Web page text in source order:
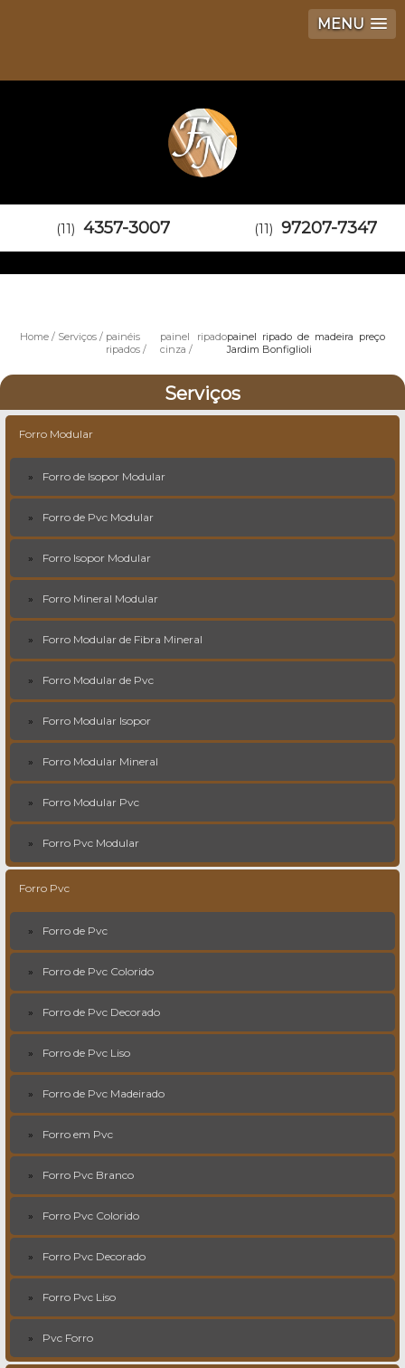
MENU
(11) 4357-3007 (11) 97207-7347
Home Serviços
painéis
ripados
painel ripado
cinza
painel ripado de madeira preço
Jardim Bonfiglioli
Serviços
Forro Modular
Forro de Isopor Modular
Forro de Pvc Modular
Forro Isopor Modular
Forro Mineral Modular
Forro Modular de Fibra Mineral
Forro Modular de Pvc
Forro Modular Isopor
Forro Modular Mineral
Forro Modular Pvc
Forro Pvc Modular
Forro Pvc
Forro de Pvc
Forro de Pvc Colorido
Forro de Pvc Decorado
Forro de Pvc Liso
Forro de Pvc Madeirado
Forro em Pvc
Forro Pvc Branco
Forro Pvc Colorido
Forro Pvc Decorado
Forro Pvc Liso
Pvc Forro